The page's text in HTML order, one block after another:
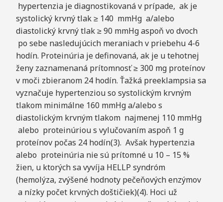
hypertenzia je diagnostikovaná v prípade, ak je
systolický krvný tlak ≥ 140 mmHg a/alebo
diastolický krvný tlak ≥ 90 mmHg aspoň vo dvoch
po sebe nasledujúcich meraniach v priebehu 4-6
hodín. Proteinúria je definovaná, ak je u tehotnej
ženy zaznamenaná prítomnosť ≥ 300 mg proteínov
v moči zbieranom 24 hodín. Ťažká preeklampsia sa
vyznačuje hypertenziou so systolickým krvným
tlakom minimálne 160 mmHg a/alebo s
diastolickým krvným tlakom najmenej 110 mmHg
alebo proteinúriou s vylučovaním aspoň 1 g
proteínov počas 24 hodín(3). Avšak hypertenzia
alebo proteinúria nie sú prítomné u 10 – 15 %
žien, u ktorých sa vyvíja HELLP syndróm
(hemolýza, zvýšené hodnoty pečeňových enzýmov
a nízky počet krvných doštičiek)(4). Hoci už